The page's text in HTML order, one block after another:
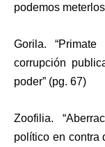
podemos
Gorila.
corrupción
poder” (pg. 67)
Zoofilia.
político en contra